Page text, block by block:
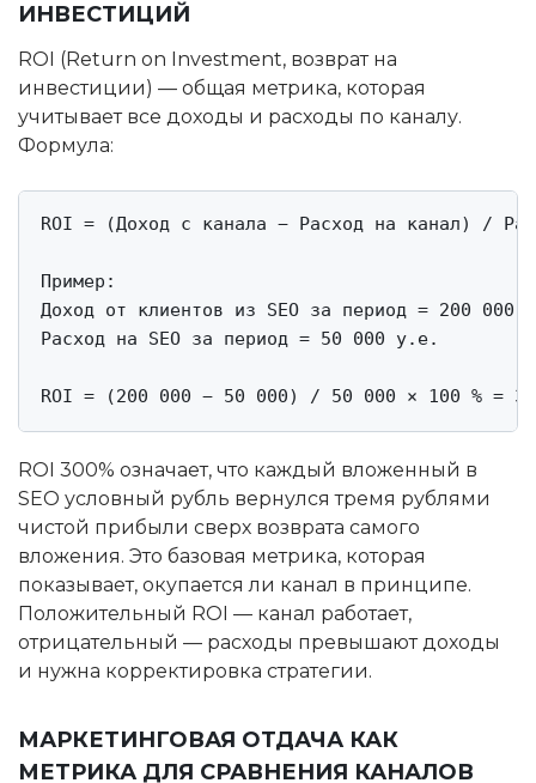
ИНВЕСТИЦИЙ
ROI (Return on Investment, возврат на
инвестиции) — общая метрика, которая
учитывает все доходы и расходы по каналу.
Формула:
ROI = (Доход с канала − Расход на канал) /
Пример:
Доход от клиентов из SEO за период = 200 000
Расход на SEO за период = 50 000 у.е.
ROI = (200 000 − 50 000) / 50 000 × 100 % =
ROI 300% означает, что каждый вложенный в
SEO условный рубль вернулся тремя рублями
чистой прибыли сверх возврата самого
вложения. Это базовая метрика, которая
показывает, окупается ли канал в принципе.
Положительный ROI — канал работает,
отрицательный — расходы превышают доходы
и нужна корректировка стратегии.
МАРКЕТИНГОВАЯ ОТДАЧА КАК
МЕТРИКА ДЛЯ СРАВНЕНИЯ КАНАЛОВ